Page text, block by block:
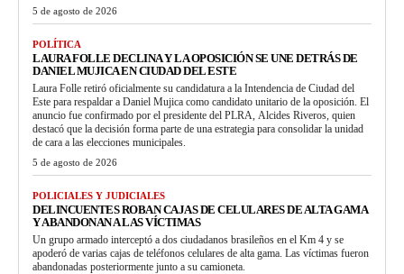
5 de agosto de 2026
POLÍTICA
LAURA FOLLE DECLINA Y LA OPOSICIÓN SE UNE DETRÁS DE
DANIEL MUJICA EN CIUDAD DEL ESTE
Laura Folle retiró oficialmente su candidatura a la Intendencia de Ciudad del
Este para respaldar a Daniel Mujica como candidato unitario de la oposición. El
anuncio fue confirmado por el presidente del PLRA, Alcides Riveros, quien
destacó que la decisión forma parte de una estrategia para consolidar la unidad
de cara a las elecciones municipales.
5 de agosto de 2026
POLICIALES Y JUDICIALES
DELINCUENTES ROBAN CAJAS DE CELULARES DE ALTA GAMA
Y ABANDONAN A LAS VÍCTIMAS
Un grupo armado interceptó a dos ciudadanos brasileños en el Km 4 y se
apoderó de varias cajas de teléfonos celulares de alta gama. Las víctimas fueron
abandonadas posteriormente junto a su camioneta.